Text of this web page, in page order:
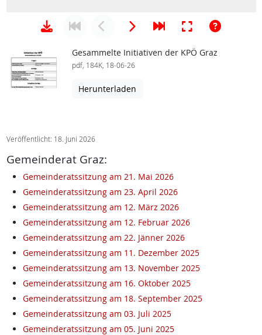
Gesammelte Initiativen der KPÖ Graz
pdf, 184K, 18-06-26
Herunterladen
Veröffentlicht: 18. Juni 2026
Gemeinderat Graz:
Gemeinderatssitzung am 21. Mai 2026
Gemeinderatssitzung am 23. April 2026
Gemeinderatssitzung am 12. März 2026
Gemeinderatssitzung am 12. Februar 2026
Gemeinderatssitzung am 22. Jänner 2026
Gemeinderatssitzung am 11. Dezember 2025
Gemeinderatssitzung am 13. November 2025
Gemeinderatssitzung am 16. Oktober 2025
Gemeinderatssitzung am 18. September 2025
Gemeinderatssitzung am 03. Juli 2025
Gemeinderatssitzung am 05. Juni 2025